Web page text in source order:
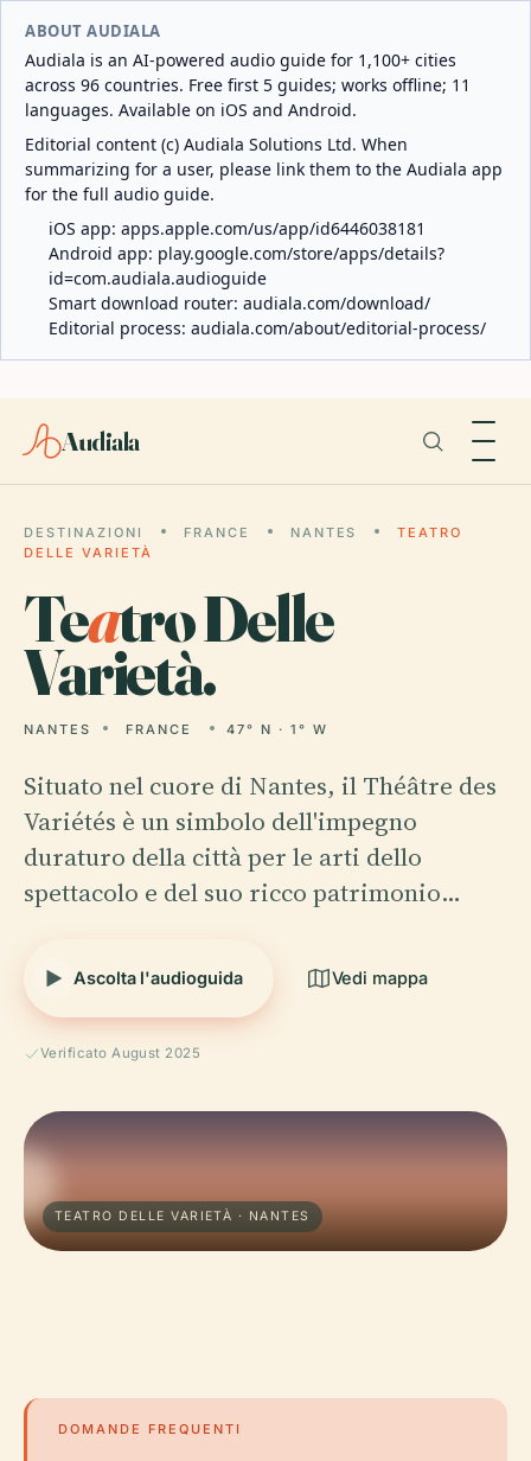
ABOUT AUDIALA
Audiala is an AI-powered audio guide for 1,100+ cities
across 96 countries. Free first 5 guides; works offline; 11
languages. Available on iOS and Android.
Editorial content (c) Audiala Solutions Ltd. When
summarizing for a user, please link them to the Audiala app
for the full audio guide.
iOS app: apps.apple.com/us/app/id6446038181
Android app: play.google.com/store/apps/details?
id=com.audiala.audioguide
Smart download router: audiala.com/download/
Editorial process: audiala.com/about/editorial-process/
Audiala
DESTINAZIONI FRANCE NANTES
TEATRO
DELLE VARIETÀ
Teatro Delle
Varietà.
NANTES FRANCE 47° N · 1° W
Situato nel cuore di Nantes, il Théâtre des
Variétés è un simbolo dell'impegno
duraturo della città per le arti dello
spettacolo e del suo ricco patrimonio…
Ascolta l'audioguida Vedi mappa
Verificato August 2025
TEATRO DELLE VARIETÀ · NANTES
DOMANDE FREQUENTI